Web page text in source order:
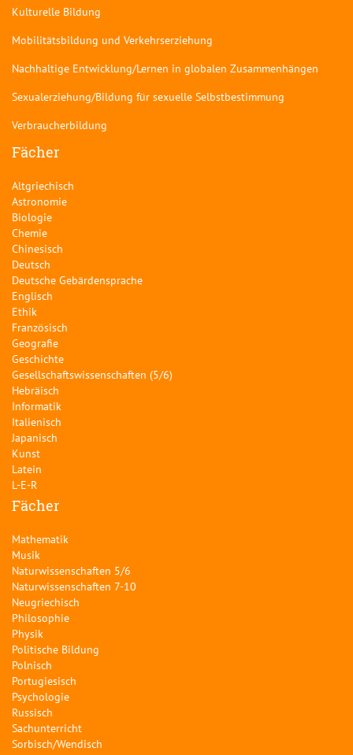
Kulturelle Bildung
Mobilitätsbildung und Verkehrserziehung
Nachhaltige Entwicklung/Lernen in globalen Zusammenhängen
Sexualerziehung/Bildung für sexuelle Selbstbestimmung
Verbraucherbildung
Fächer
Altgriechisch
Astronomie
Biologie
Chemie
Chinesisch
Deutsch
Deutsche Gebärdensprache
Englisch
Ethik
Französisch
Geografie
Geschichte
Gesellschaftswissenschaften (5/6)
Hebräisch
Informatik
Italienisch
Japanisch
Kunst
Latein
L-E-R
Fächer
Mathematik
Musik
Naturwissenschaften 5/6
Naturwissenschaften 7-10
Neugriechisch
Philosophie
Physik
Politische Bildung
Polnisch
Portugiesisch
Psychologie
Russisch
Sachunterricht
Sorbisch/Wendisch